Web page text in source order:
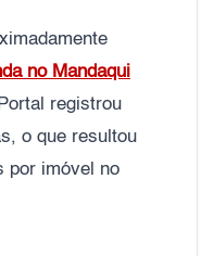
no Mandaqui
registrou
o que resultou
por imóvel no